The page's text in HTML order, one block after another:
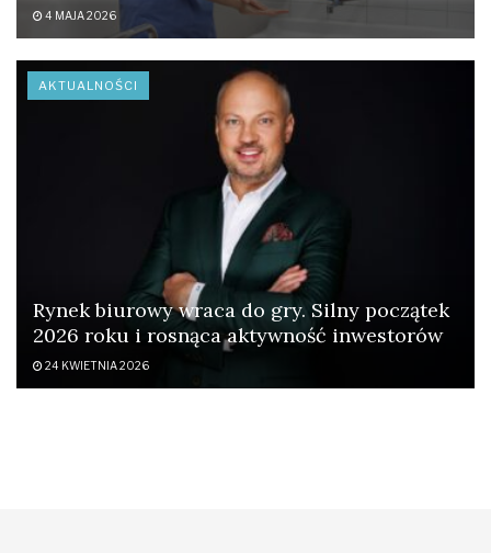
4 MAJA 2026
AKTUALNOŚCI
Rynek biurowy wraca do gry. Silny początek
2026 roku i rosnąca aktywność inwestorów
24 KWIETNIA 2026